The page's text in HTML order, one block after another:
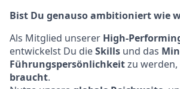
Bist Du genauso ambitioniert wie
Als Mitglied unserer High-
entwickelst Du dieSkills und das
Führungspersönlichkeitzu werden,
braucht.